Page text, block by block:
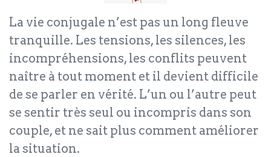
La vie conjugale n’est pas un long fleuve
tranquille. Les tensions, les silences, les
incompréhensions, les conflits peuvent
naître à tout moment et il devient difficile
de se parler en vérité. L’un ou l’autre peut
se sentir très seul ou incompris dans son
couple, et ne sait plus comment améliorer
la situation.